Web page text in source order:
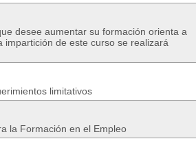
desee aumentar su formación orienta a
de este curso se realizará
limitativos
la Formación en el Empleo